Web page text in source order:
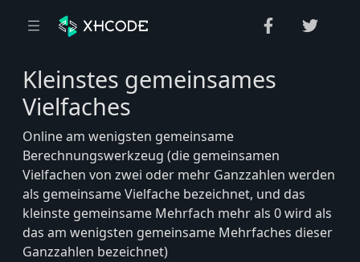
Kleinstes gemeinsames
Vielfaches
Online am wenigsten gemeinsame
Berechnungswerkzeug (die gemeinsamen
Vielfachen von zwei oder mehr Ganzzahlen werden
als gemeinsame Vielfache bezeichnet, und das
kleinste gemeinsame Mehrfach mehr als 0 wird als
das am wenigsten gemeinsame Mehrfaches dieser
Ganzzahlen bezeichnet)